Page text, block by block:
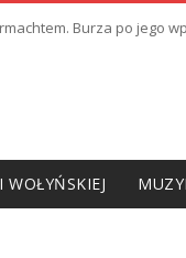
Burza po jego